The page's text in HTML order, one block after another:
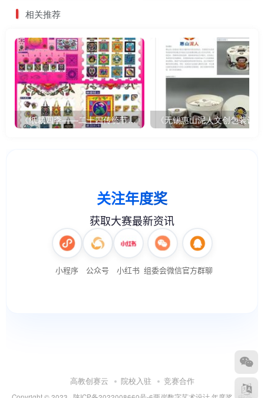
相关推荐
《纸裁四季——二十四传统节气文创设计》 《无锡惠山泥人文创包装设
高教创赛云 院校入驻 竞赛合作